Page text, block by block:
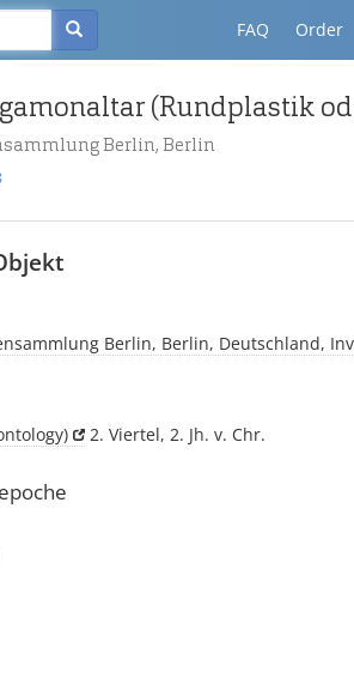
FAQ Order
Berlin, Berlin
Berlin, Berlin, Deutschland,
2. Viertel, 2. Jh. v. Chr.